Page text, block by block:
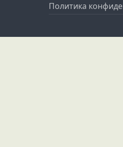
Политика